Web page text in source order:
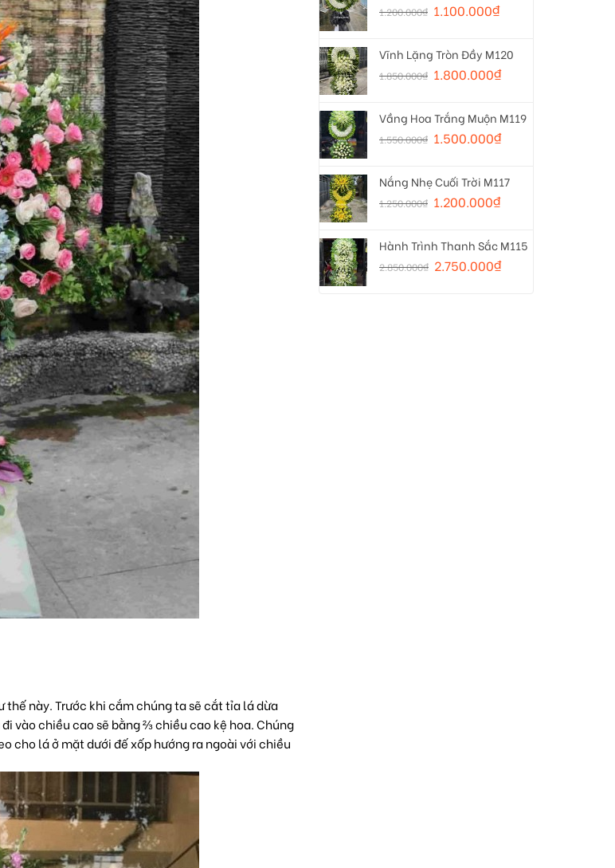
này. Trước khi cắm chúng ta sẽ cắt tỉa lá dừa
vào chiều cao sẽ bằng ⅔ chiều cao kệ hoa. Chúng
cho lá ở mặt dưới đế xốp hướng ra ngoài với chiều
1.200.000₫ 1.100.000₫
Vĩnh Lặng Tròn Đầy M120
1.850.000₫ 1.800.000₫
Vầng Hoa Trắng Muộn M119
1.550.000₫ 1.500.000₫
Nắng Nhẹ Cuối Trời M117
1.250.000₫ 1.200.000₫
Hành Trình Thanh Sắc M115
2.850.000₫ 2.750.000₫